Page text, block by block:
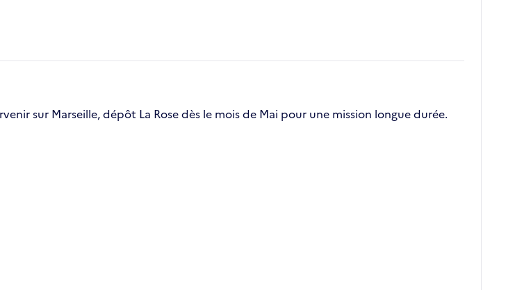
sur Marseille, dépôt La Rose dès le mois de Mai pour une mission longue durée.